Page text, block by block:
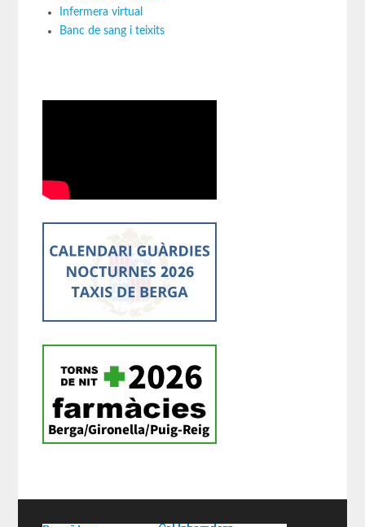
Infermera virtual
Banc de sang i teixits